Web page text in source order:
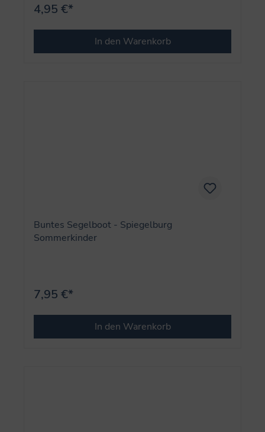
4,95 €*
In den Warenkorb
Buntes Segelboot - Spiegelburg
Sommerkinder
7,95 €*
In den Warenkorb